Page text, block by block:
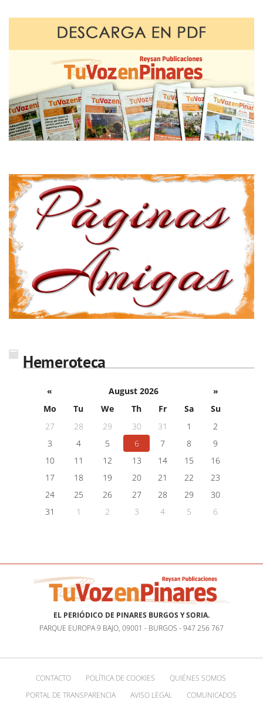
Hemeroteca
« August 2026
»
Mo
Tu We Th Fr Sa
Su
27
28 29 30 31 1
2
3
4 5 6 7 8
9
10
11 12 13 14 15
16
17
18 19 20 21 22
23
24
25 26 27 28 29
30
31
1 2 3 4 5 6
EL PERIÓDICO DE PINARES BURGOS Y SORIA.
PARQUE EUROPA 9 BAJO, 09001 - BURGOS - 947 256 767
CONTACTO POLÍTICA DE COOKIES
QUIÉNES SOMOS
PORTAL DE TRANSPARENCIA
AVISO LEGAL COMUNICADOS